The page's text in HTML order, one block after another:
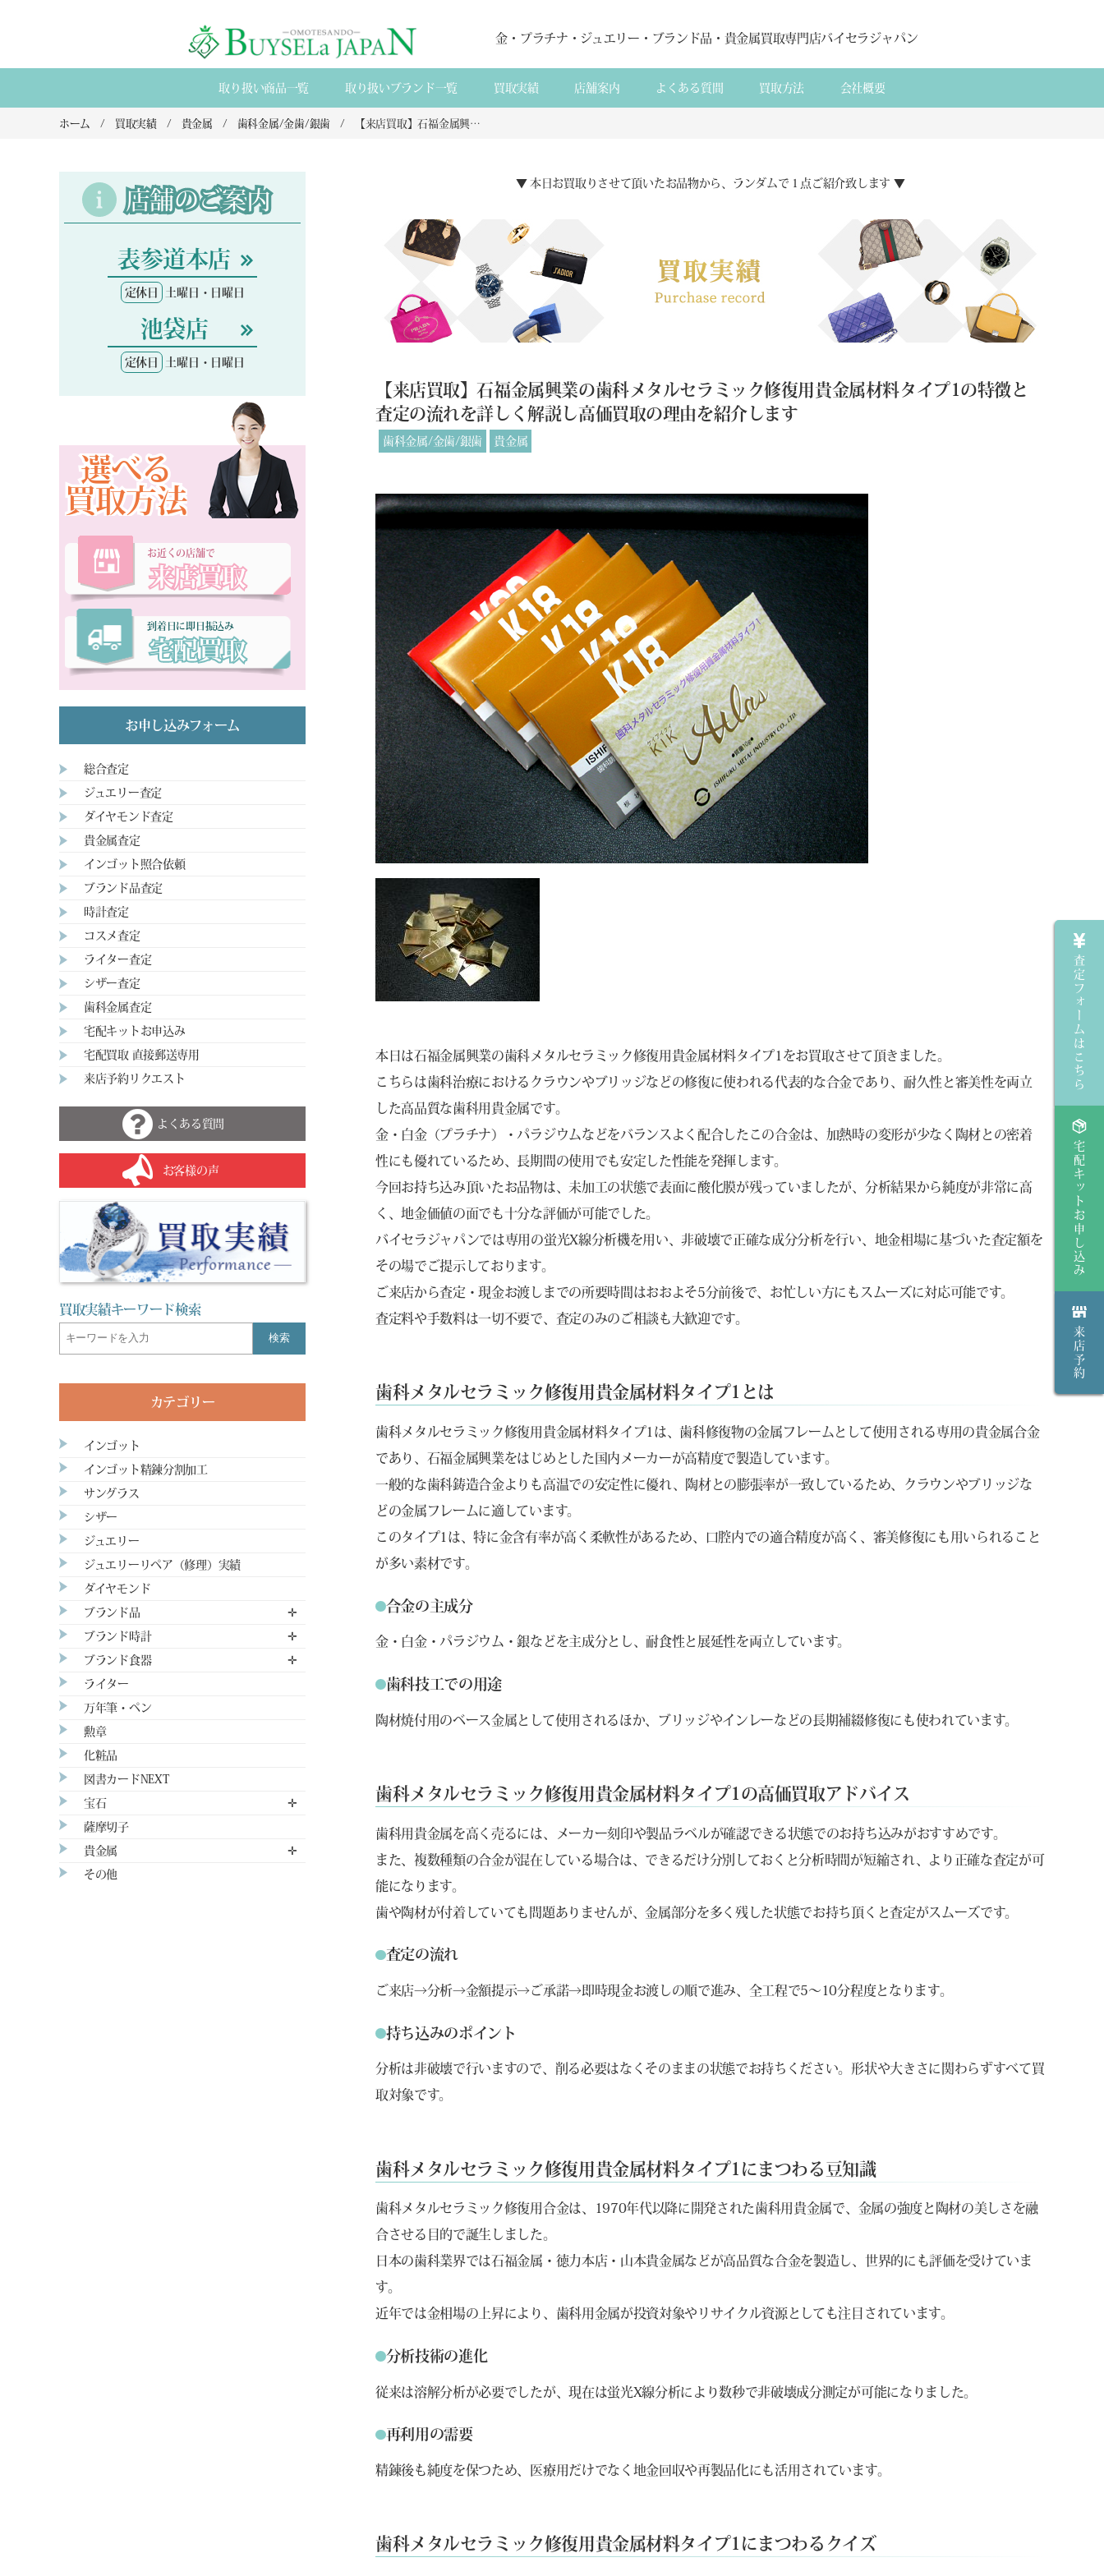
金・プラチナ・ジュエリー・ブランド品・貴金属買取専門店バイセラジャパン
取り扱い商品一覧 取り扱いブランド一覧 買取実績 店舗案内 よくある質間 買取方法 会社概要
ホーム 買取実績 貴金属 歯科金属/金歯/銀歯 【来店買取】石福金属興業の歯科メタルセラミック修復用貴金属材料タイプ1の特徴と査定の流れを詳しく解説し高価買取の理由を紹介します
▼ 本日お買取りさせて頂いたお品物から、ランダムで１点ご紹介致します ▼
【来店買取】石福金属興業の歯科メタルセラミック修復用貴金属材料タイプ1の特徴と
査定の流れを詳しく解説し高価買取の理由を紹介します
歯科金属/金歯/銀歯 貴金属
本日は石福金属興業の歯科メタルセラミック修復用貴金属材料タイプ1をお買取させて頂きました。
こちらは歯科治療におけるクラウンやブリッジなどの修復に使われる代表的な合金であり、耐久性と審美性を両立
した高品質な歯科用貴金属です。
金・白金（プラチナ）・パラジウムなどをバランスよく配合したこの合金は、加熱時の変形が少なく陶材との密着
性にも優れているため、長期間の使用でも安定した性能を発揮します。
今回お持ち込み頂いたお品物は、未加工の状態で表面に酸化膜が残っていましたが、分析結果から純度が非常に高
く、地金価値の面でも十分な評価が可能でした。
バイセラジャパンでは専用の蛍光X線分析機を用い、非破壊で正確な成分分析を行い、地金相場に基づいた査定額を
その場でご提示しております。
ご来店から査定・現金お渡しまでの所要時間はおおよそ5分前後で、お忙しい方にもスムーズに対応可能です。
査定料や手数料は一切不要で、査定のみのご相談も大歓迎です。
歯科メタルセラミック修復用貴金属材料タイプ1とは
歯科メタルセラミック修復用貴金属材料タイプ1は、歯科修復物の金属フレームとして使用される専用の貴金属合金
であり、石福金属興業をはじめとした国内メーカーが高精度で製造しています。
一般的な歯科鋳造合金よりも高温での安定性に優れ、陶材との膨張率が一致しているため、クラウンやブリッジな
どの金属フレームに適しています。
このタイプ1は、特に金含有率が高く柔軟性があるため、口腔内での適合精度が高く、審美修復にも用いられること
が多い素材です。
合金の主成分
金・白金・パラジウム・銀などを主成分とし、耐食性と展延性を両立しています。
歯科技工での用途
陶材焼付用のベース金属として使用されるほか、ブリッジやインレーなどの長期補綴修復にも使われています。
歯科メタルセラミック修復用貴金属材料タイプ1の高価買取アドバイス
歯科用貴金属を高く売るには、メーカー刻印や製品ラベルが確認できる状態でのお持ち込みがおすすめです。
また、複数種類の合金が混在している場合は、できるだけ分別しておくと分析時間が短縮され、より正確な査定が可
能になります。
歯や陶材が付着していても問題ありませんが、金属部分を多く残した状態でお持ち頂くと査定がスムーズです。
査定の流れ
ご来店→分析→金額提示→ご承諾→即時現金お渡しの順で進み、全工程で5〜10分程度となります。
持ち込みのポイント
分析は非破壊で行いますので、削る必要はなくそのままの状態でお持ちください。形状や大きさに関わらずすべて買
取対象です。
歯科メタルセラミック修復用貴金属材料タイプ1にまつわる豆知識
歯科メタルセラミック修復用合金は、1970年代以降に開発された歯科用貴金属で、金属の強度と陶材の美しさを融
合させる目的で誕生しました。
日本の歯科業界では石福金属・徳力本店・山本貴金属などが高品質な合金を製造し、世界的にも評価を受けていま
す。
近年では金相場の上昇により、歯科用金属が投資対象やリサイクル資源としても注目されています。
分析技術の進化
従来は溶解分析が必要でしたが、現在は蛍光X線分析により数秒で非破壊成分測定が可能になりました。
再利用の需要
精錬後も純度を保つため、医療用だけでなく地金回収や再製品化にも活用されています。
歯科メタルセラミック修復用貴金属材料タイプ1にまつわるクイズ
店舗のご案内
表参道本店
定休日 土曜日・日曜日
池袋店
定休日 土曜日・日曜日
選べる
買取方法
お近くの店舗で
来店買取
到着日に即日振込み
宅配買取
お申し込みフォーム
総合査定
ジュエリー査定
ダイヤモンド査定
貴金属査定
インゴット照合依頼
ブランド品査定
時計査定
コスメ査定
ライター査定
シザー査定
歯科金属査定
宅配キットお申込み
宅配買取 直接郵送専用
来店予約リクエスト
よくある質問
お客様の声
買取実績キーワード検索
検索
カテゴリー
インゴット
インゴット精錬分割加工
サングラス
シザー
ジュエリー
ジュエリーリペア（修理）実績
ダイヤモンド
ブランド品 ✛
ブランド時計 ✛
ブランド食器 ✛
ライター
万年筆・ペン
勲章
化粧品
図書カードNEXT
宝石 ✛
薩摩切子
貴金属 ✛
その他
査定フォームはこちら
宅配キットお申し込み
来店予約